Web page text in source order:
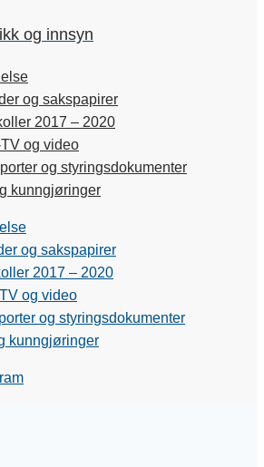
og innsyn
og sakspapirer
2017 – 2020
og video
og styringsdokumenter
kunngjøringer
og sakspapirer
2017 – 2020
og video
og styringsdokumenter
kunngjøringer